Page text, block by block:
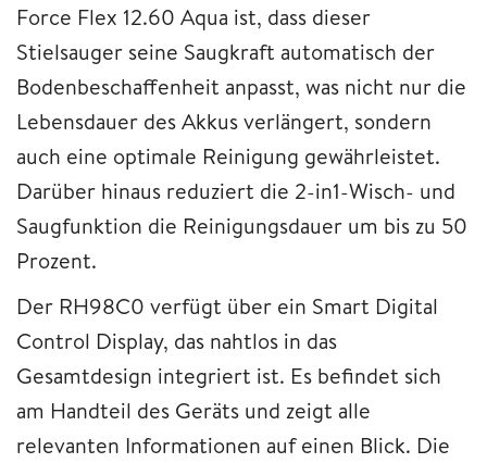
Force Flex 12.60 Aqua ist, dass dieser
Stielsauger seine Saugkraft automatisch der
Bodenbeschaffenheit anpasst, was nicht nur die
Lebensdauer des Akkus verlängert, sondern
auch eine optimale Reinigung gewährleistet.
Darüber hinaus reduziert die 2-in1-Wisch- und
Saugfunktion die Reinigungsdauer um bis zu 50
Prozent.
Der RH98C0 verfügt über ein Smart Digital
Control Display, das nahtlos in das
Gesamtdesign integriert ist. Es befindet sich
am Handteil des Geräts und zeigt alle
relevanten Informationen auf einen Blick. Die